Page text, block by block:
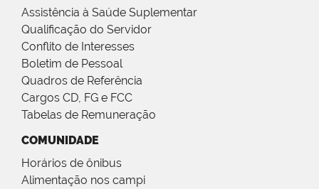
Assistência à Saúde Suplementar
Qualificação do Servidor
Conflito de Interesses
Boletim de Pessoal
Quadros de Referência
Cargos CD, FG e FCC
Tabelas de Remuneração
COMUNIDADE
Horários de ônibus
Alimentação nos campi